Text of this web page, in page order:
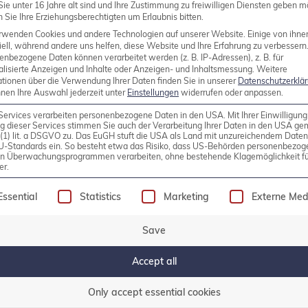
Cluster Errors and How to
the 10 Most Common Virtualization Errors
unter 16 Jahre alt sind und Ihre Zustimmung zu freiwilligen Diensten geben
Sie Ihre Erziehungsberechtigten um Erlaubnis bitten.
Cookies und andere Technologien auf unserer Website. Einige von
während andere uns helfen, diese Website und Ihre Erfahrung zu verbessern.
Daten können verarbeitet werden (z. B. IP-Adressen), z. B. für
Anzeigen und Inhalte oder Anzeigen- und Inhaltsmessung. Weitere
über die Verwendung Ihrer Daten finden Sie in unserer
Ihre Auswahl jederzeit unter Einstellungen widerrufen oder anpassen.
verarbeiten personenbezogene Daten in den USA. Mit Ihrer
dieser Services stimmen Sie auch der Verarbeitung Ihrer Daten in den USA
lit. a DSGVO zu. Das EuGH stuft die USA als Land mit unzureichendem
Standards ein. So besteht etwa das Risiko, dass US-Behörden
Überwachungsprogrammen verarbeiten, ohne bestehende Klagemöglichkeit
is a list of service groups for which
Statistics Marketing Externe
Save
Accept all
Only accept essential cookies